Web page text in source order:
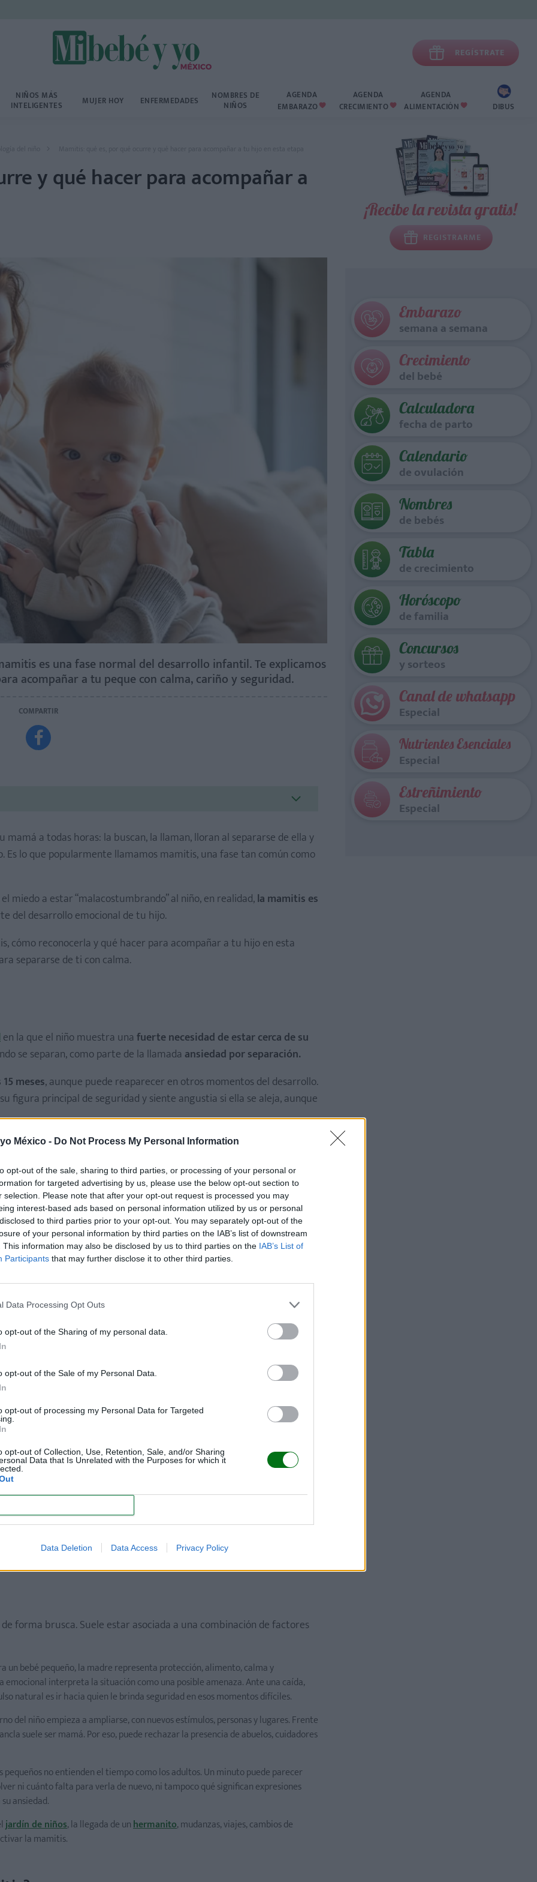
México - Do Not Process My Personal Information
opt-out of the sale, sharing to third parties, or processing of your personal or
for targeted advertising by us, please use the below opt-out section to
selection. Please note that after your opt-out request is processed you may
interest-based ads based on personal information utilized by us or personal
to third parties prior to your opt-out. You may separately opt-out of the
of your personal information by third parties on the IAB’s list of downstream
This information may also be disclosed by us to third parties on the IAB’s List of
Participants that may further disclose it to other third parties.
Data Processing Opt Outs
opt-out of the Sharing of my personal data.
opt-out of the Sale of my Personal Data.
opt-out of processing my Personal Data for Targeted
opt-out of Collection, Use, Retention, Sale, and/or Sharing
Data that Is Unrelated with the Purposes for which it
Data Deletion Data Access Privacy Policy
 REGÍSTRATE
NIÑOS MÁS
INTELIGENTES MUJER HOY ENFERMEDADES NOMBRES DE
NIÑOS
AGENDA
EMBARAZO 
AGENDA
CRECIMIENTO 
AGENDA
ALIMENTACIÓN  DIBUS
del niño Mamitis: qué es, por qué ocurre y qué hacer para acompañar a tu hijo en esta etapa
y qué hacer para acompañar a
es una fase normal del desarrollo infantil. Te explicamos
acompañar a tu peque con calma, cariño y seguridad.
COMPARTIR

con el papá?
y supere su mamitis?
mamá a todas horas: la buscan, la llaman, lloran al separarse de ella y
lo que popularmente llamamos mamitis, una fase tan común como
miedo a estar “malacostumbrando” al niño, en realidad,la mamitis es
del desarrollo emocional de tu hijo.
cómo reconocerla y qué hacer para acompañar a tu hijo en esta
separarse de ti con calma.
en la que el niño muestra una fuerte necesidad de estar cerca de su
se separan, como parte de la llamada ansiedad por separación.
meses, aunque puede reaparecer en otros momentos del desarrollo.
figura principal de seguridad y siente angustia si ella se aleja, aunque
hacia otros cuidadores o miedo a perder de vista a la madre son
intensa, se trata de una fase temporal y forma parte del
forma brusca. Suele estar asociada a una combinación de factores
un bebé pequeño, la madre representa protección, alimento, calma y
emocional interpreta la situación como una posible amenaza. Ante una caída,
natural es ir hacia quien le brinda seguridad en esos momentos difíciles.
del niño empieza a ampliarse, con nuevos estímulos, personas y lugares. Frente
suele ser mamá. Por eso, puede rechazar la presencia de abuelos, cuidadores
pequeños no entienden el tiempo como los adultos. Un minuto puede parecer
ni cuánto falta para verla de nuevo, ni tampoco qué significan expresiones
ansiedad.
jardín de niños, la llegada de unhermanito, mudanzas, viajes, cambios de
la mamitis.
¡Recibe la revista gratis!
REGISTRARME
Embarazo
semana a semana
Crecimiento
del bebé
Calculadora
fecha de parto
Calendario
de ovulación
Nombres
de bebés
Tabla
de crecimiento
Horóscopo
de familia
Concursos
y sorteos
Canal de whatsapp
Especial
Nutrientes Esenciales
Especial
Estreñimiento
Especial